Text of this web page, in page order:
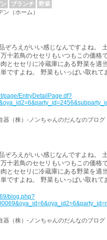
ブランチ
野菜
（ホーム）
ぞろえがいい感じなんですよね。
十若鳥のセセリもいつもこの価格
とセセリに冷蔵庫にある野菜を適当
ですよね。 野菜もいっぱい取れて
page/EntryDetailPage.df?
（株）-ノンちゃんのだんなのブログ
ぞろえがいい感じなんですよね。
十若鳥のセセリもいつもこの価格
とセセリに冷蔵庫にある野菜を適当
ですよね。 野菜もいっぱい取れて
blog.php?
（株）-ノンちゃんのだんなのブログ